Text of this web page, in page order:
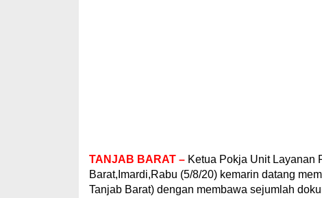
TANJAB BARAT – Ketua Pokja Unit Layanan
Barat,Imardi,Rabu (5/8/20) kemarin datang
Tanjab Barat) dengan membawa sejumlah